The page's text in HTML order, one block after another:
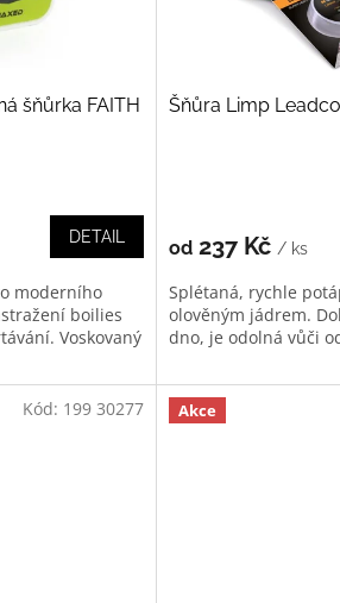
šňůrka FAITH
DETAIL
moderního
boilies
Voskovaný
Šňůra Limp
od237 Kč / ks
Splétaná, rychle
olověným jádrem.
dno, je odolná vůči
Kód: 199 30277 Akce